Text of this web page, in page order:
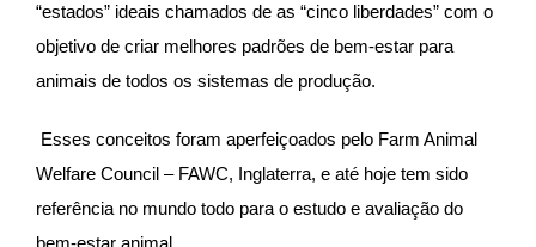
“estados” ideais chamados de as “cinco liberdades” com o
objetivo de criar melhores padrões de bem-estar para
animais de todos os sistemas de produção.
Esses conceitos foram aperfeiçoados pelo Farm Animal
Welfare Council – FAWC, Inglaterra, e até hoje tem sido
referência no mundo todo para o estudo e avaliação do
bem-estar animal.